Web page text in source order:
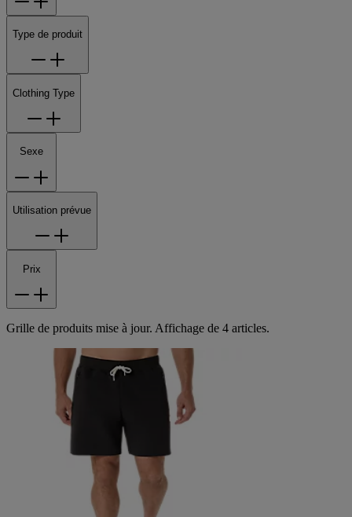
Type de produit
Clothing Type
Sexe
Utilisation prévue
Prix
Grille de produits mise à jour. Affichage de 4 articles.